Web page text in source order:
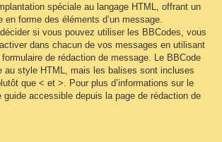
spéciale au langage HTML, offrant un
en forme des éléments d’un message.
décider si vous pouvez utiliser les BBCodes, vous
dans chacun de vos messages en utilisant
formulaire de rédaction de message. Le BBCode
au style HTML, mais les balises sont incluses
que < et >. Pour plus d’informations sur le
guide accessible depuis la page de rédaction de